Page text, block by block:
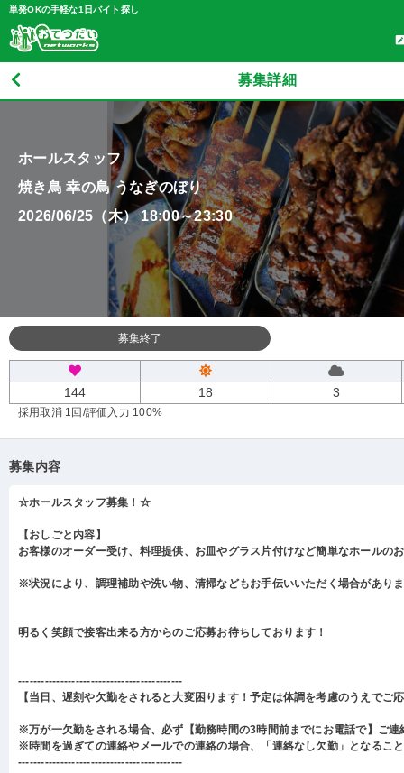
単発OKの手軽な1日バイト探し
募集詳細
ホールスタッフ
焼き鳥 幸の鳥 うなぎのぼり
2026/06/25（木） 18:00～23:30
募集終了
144 18 3
採用取消 1回 /評価入力 100%
募集内容
☆ホールスタッフ募集！☆
【おしごと内容】
お客様のオーダー受け、料理提供、お皿やグラス片付けなど簡単なホールの
※状況により、調理補助や洗い物、清掃などもお手伝いいただく場合があり
明るく笑顔で接客出来る方からのご応募お待ちしております！
-------------------------------------------
【当日、遅刻や欠勤をされると大変困ります！予定は体調を考慮のうえでご
※万が一欠勤をされる場合、必ず【勤務時間の3時間前までにお電話で】ご連
※時間を過ぎての連絡やメールでの連絡の場合、「連絡なし欠勤」となるこ
-------------------------------------------